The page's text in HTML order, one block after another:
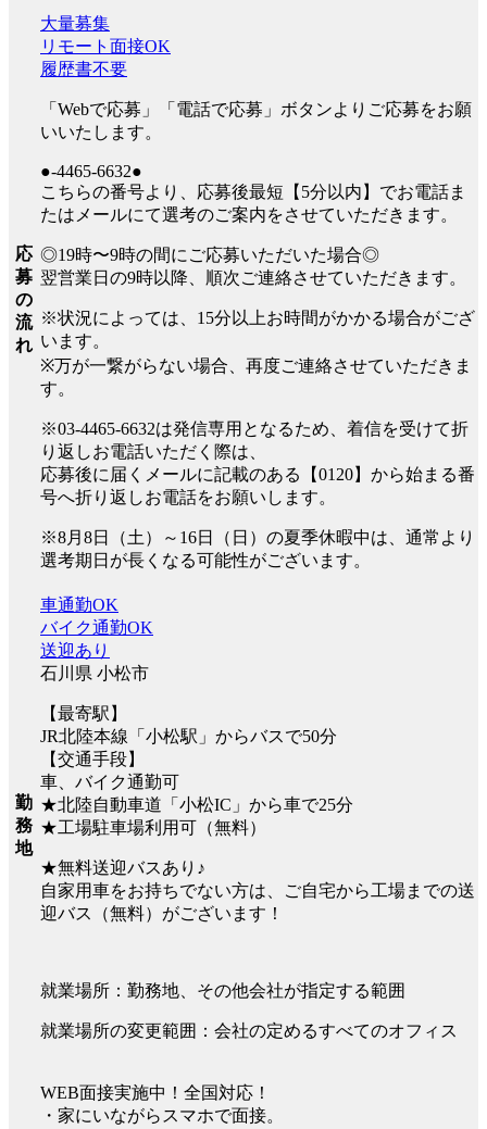
応
募
の
流
れ
大量募集
リモート面接OK
履歴書不要
「Webで応募」「電話で応募」ボタンよりご応募をお願
いいたします。
●-4465-6632●
こちらの番号より、応募後最短【5分以内】でお電話ま
たはメールにて選考のご案内をさせていただきます。
◎19時〜9時の間にご応募いただいた場合◎
翌営業日の9時以降、順次ご連絡させていただきます。
※状況によっては、15分以上お時間がかかる場合がござ
います。
※万が一繋がらない場合、再度ご連絡させていただきま
す。
※03-4465-6632は発信専用となるため、着信を受けて折
り返しお電話いただく際は、
応募後に届くメールに記載のある【0120】から始まる番
号へ折り返しお電話をお願いします。
※8月8日（土）～16日（日）の夏季休暇中は、通常より
選考期日が長くなる可能性がございます。
勤
務
地
車通勤OK
バイク通勤OK
送迎あり
石川県 小松市
【最寄駅】
JR北陸本線「小松駅」からバスで50分
【交通手段】
車、バイク通勤可
★北陸自動車道「小松IC」から車で25分
★工場駐車場利用可（無料）
★無料送迎バスあり♪
自家用車をお持ちでない方は、ご自宅から工場までの送
迎バス（無料）がございます！
就業場所：勤務地、その他会社が指定する範囲
就業場所の変更範囲：会社の定めるすべてのオフィス
WEB面接実施中！全国対応！
・家にいながらスマホで面接。